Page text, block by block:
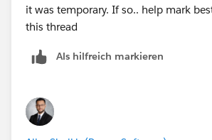
it was temporary. If so.. help mark
this thread
Als hilfreich markieren